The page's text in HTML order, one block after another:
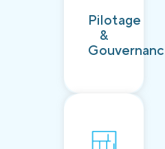
Pilotage
&
Découvrir